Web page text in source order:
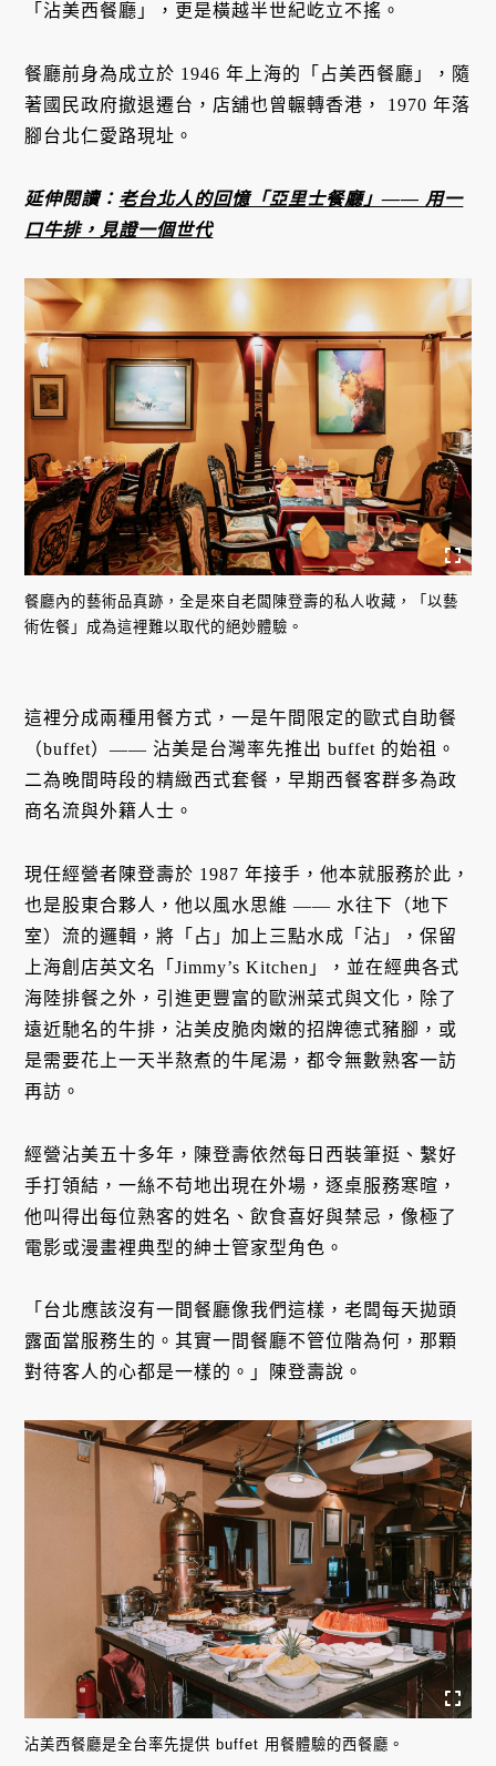
「沾美西餐廳」，更是橫越半世紀屹立不搖。
餐廳前身為成立於 1946 年上海的「占美西餐廳」，隨
著國民政府撤退遷台，店舖也曾輾轉香港， 1970 年落
腳台北仁愛路現址。
延伸閱讀： 老台北人的回憶「亞里士餐廳」—— 用一
口牛排，見證一個世代
餐廳內的藝術品真跡，全是來自老闆陳登壽的私人收藏，「以藝
術佐餐」成為這裡難以取代的絕妙體驗。
這裡分成兩種用餐方式，一是午間限定的歐式自助餐
（buffet）—— 沾美是台灣率先推出 buffet 的始祖。
二為晚間時段的精緻西式套餐，早期西餐客群多為政
商名流與外籍人士。
現任經營者陳登壽於 1987 年接手，他本就服務於此，
也是股東合夥人，他以風水思維 —— 水往下（地下
室）流的邏輯，將「占」加上三點水成「沾」，保留
上海創店英文名「Jimmy’s Kitchen」，並在經典各式
海陸排餐之外，引進更豐富的歐洲菜式與文化，除了
遠近馳名的牛排，沾美皮脆肉嫩的招牌德式豬腳，或
是需要花上一天半熬煮的牛尾湯，都令無數熟客一訪
再訪。
經營沾美五十多年，陳登壽依然每日西裝筆挺、繫好
手打領結，一絲不苟地出現在外場，逐桌服務寒暄，
他叫得出每位熟客的姓名、飲食喜好與禁忌，像極了
電影或漫畫裡典型的紳士管家型角色。
「台北應該沒有一間餐廳像我們這樣，老闆每天拋頭
露面當服務生的。其實一間餐廳不管位階為何，那顆
對待客人的心都是一樣的。」陳登壽說。
沾美西餐廳是全台率先提供 buffet 用餐體驗的西餐廳。